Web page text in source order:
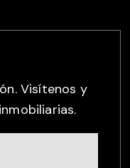
Visítenos y